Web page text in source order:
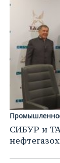
СИБУР и